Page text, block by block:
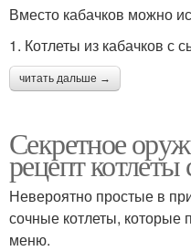
Вместо кабачков можно
1. Котлеты из кабачков с
читать дальше →
Секретное
рецепт
Невероятно простые в
сочные котлеты, которые
меню.